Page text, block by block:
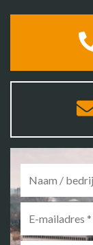
mailadres *